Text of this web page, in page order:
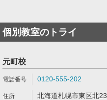
個別教室のトライ
元町校
0120-555-202
北海道札幌市東区北